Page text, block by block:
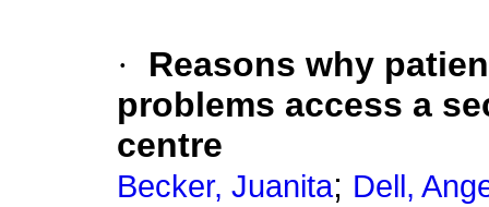
·
Reasons why
problems access a
centre
Becker, Juanita; Dell,